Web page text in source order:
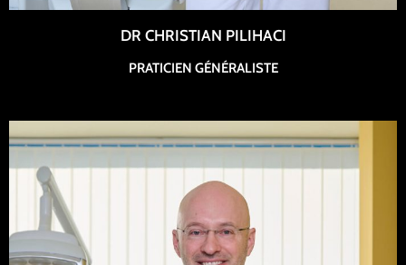
DR CHRISTIAN PILIHACI
PRATICIEN GÉNÉRALISTE